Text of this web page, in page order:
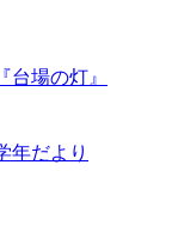
台場の灯』
年だより